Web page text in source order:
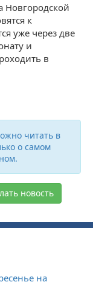
Новгородской
к
уже через две
и
в
читать в
о самом
новость
на